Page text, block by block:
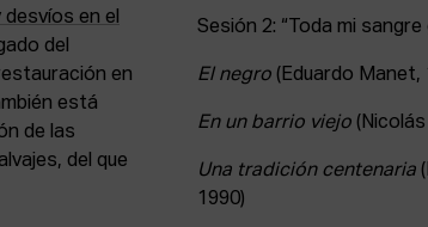
desvíos en el
del
en
está
de las
del que
Sesión 2: “Toda mi
El negro (Eduardo Manet,
En un barrio viejo (Nicolás
Una tradición centenaria
1990)